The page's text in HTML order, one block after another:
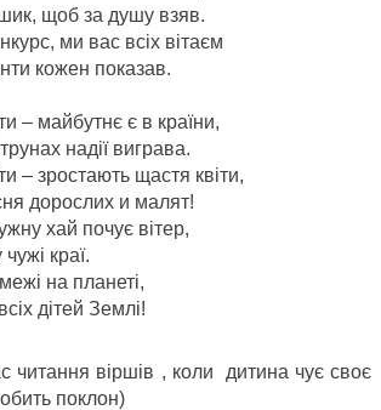
щоб за душу взяв.
ми вас всіх вітаєм
кожен показав.
– майбутнє є в країни,
надії виграва.
– зростають щастя квіти,
дорослих и малят!
хай почує вітер,
краї.
на планеті,
дітей Землі!
читання віршів , коли дитина чує своє
поклон)